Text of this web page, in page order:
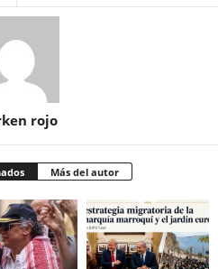
rojo
Más del autor